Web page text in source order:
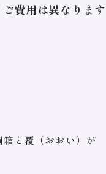
費用は異なります
と覆（おおい）が